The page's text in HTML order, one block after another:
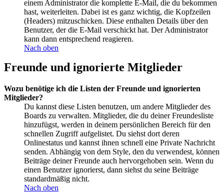
einem Administrator die komplette E-Mail, die du bekommen
hast, weiterleiten. Dabei ist es ganz wichtig, die Kopfzeilen
(Headers) mitzuschicken. Diese enthalten Details über den
Benutzer, der die E-Mail verschickt hat. Der Administrator
kann dann entsprechend reagieren.
Nach oben
Freunde und ignorierte Mitglieder
Wozu benötige ich die Listen der Freunde und ignorierten
Mitglieder?
Du kannst diese Listen benutzen, um andere Mitglieder des
Boards zu verwalten. Mitglieder, die du deiner Freundesliste
hinzufügst, werden in deinem persönlichen Bereich für den
schnellen Zugriff aufgelistet. Du siehst dort deren
Onlinestatus und kannst ihnen schnell eine Private Nachricht
senden. Abhängig von dem Style, den du verwendest, können
Beiträge deiner Freunde auch hervorgehoben sein. Wenn du
einen Benutzer ignorierst, dann siehst du seine Beiträge
standardmäßig nicht.
Nach oben